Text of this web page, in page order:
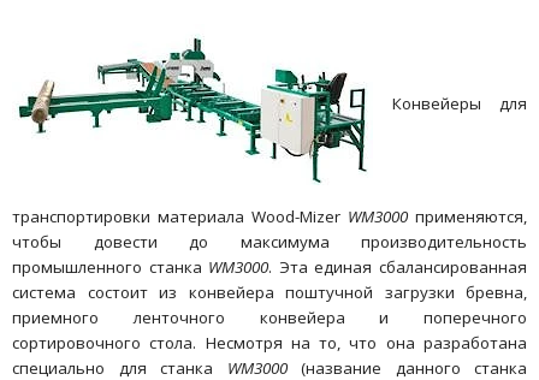
Конвейеры для
транспортировки материала Wood-Mizer WM3000 применяются,
чтобы довести до максимума производительность
промышленного станка WM3000. Эта единая сбалансированная
система состоит из конвейера поштучной загрузки бревна,
приемного ленточного конвейера и поперечного
сортировочного стола. Несмотря на то, что она разработана
специально для станка WM3000 (название данного станка